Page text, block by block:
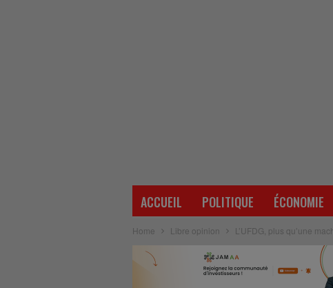
ACCUEIL POLITIQUE ÉCONOMIE
Home Libre opinion L’UFDG, plus qu’une